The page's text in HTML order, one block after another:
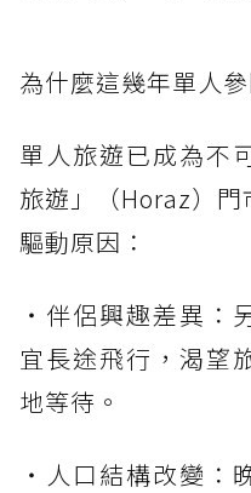
為什麼這幾年單人
單人旅遊已成為不
旅遊」（Horaz）
驅動原因：
・伴侶興趣差異：
宜長途飛行，渴望
地等待。
・人口結構改變：